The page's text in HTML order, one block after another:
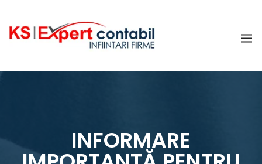
INFORMARE
ÎNFIINȚARE PFA
DIZOLVARE ȘI LICHIDARE FIRMĂ
GĂZDUIRE SEDIU SOCIAL